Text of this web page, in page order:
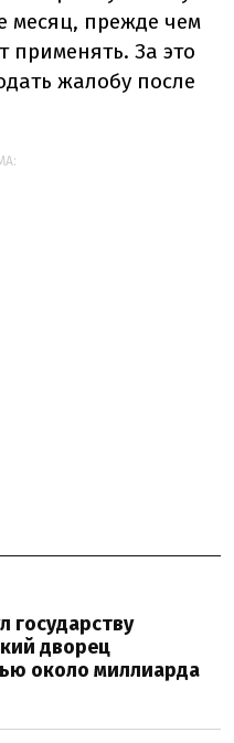
месяц, прежде чем
применять. За это
жалобу после
государству
дворец
около миллиарда